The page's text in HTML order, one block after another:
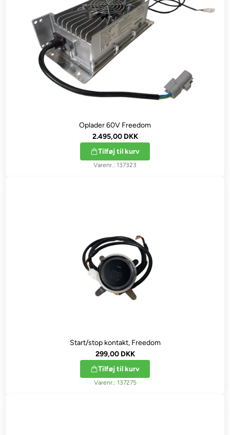
Oplader 60V Freedom
2.495,00 DKK
Tilføj til kurv
137323
Start/stop kontakt, Freedom
299,00 DKK
Tilføj til kurv
137275